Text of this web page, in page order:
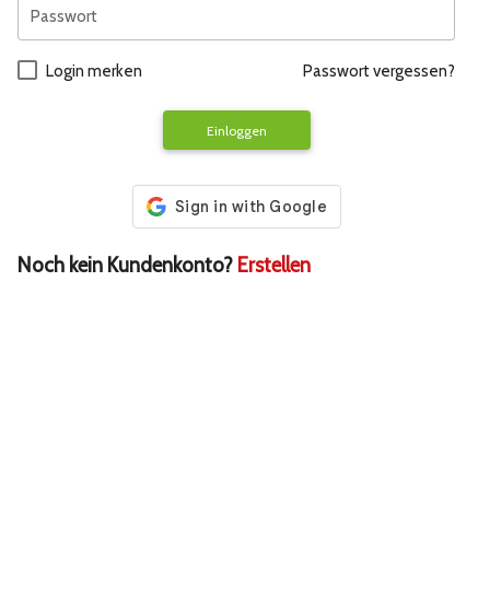
Passwort
Login merken Passwort vergessen?
Einloggen
Noch kein Kundenkonto? Erstellen